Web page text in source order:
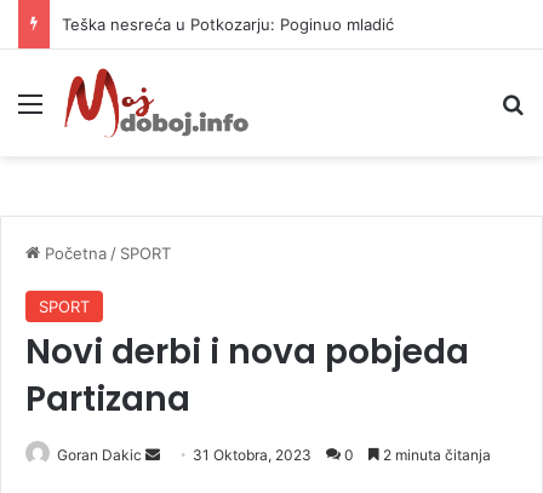
Teška nesreća u Potkozarju: Poginuo mladić
Meni
Početna / SPORT
SPORT
Novi derbi i nova pobjeda
Partizana
Goran Dakic 31 Oktobra, 2023 0 2 minuta čitanja